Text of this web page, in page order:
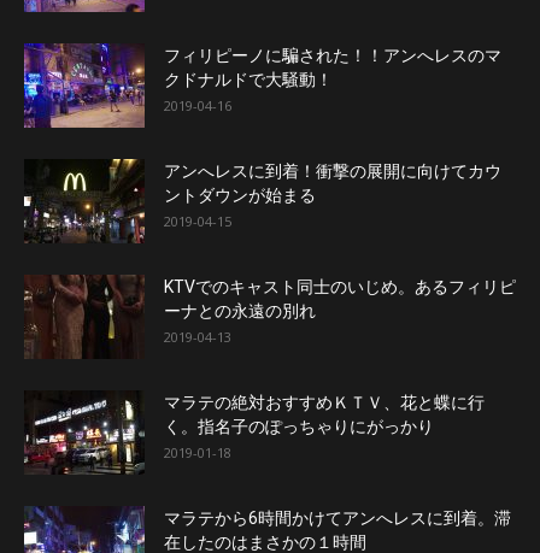
フィリピーノに騙された！！アンへレスのマ
クドナルドで大騒動！
2019-04-16
アンへレスに到着！衝撃の展開に向けてカウ
ントダウンが始まる
2019-04-15
KTVでのキャスト同士のいじめ。あるフィリピ
ーナとの永遠の別れ
2019-04-13
マラテの絶対おすすめＫＴＶ、花と蝶に行
く。指名子のぽっちゃりにがっかり
2019-01-18
マラテから6時間かけてアンへレスに到着。滞
在したのはまさかの１時間